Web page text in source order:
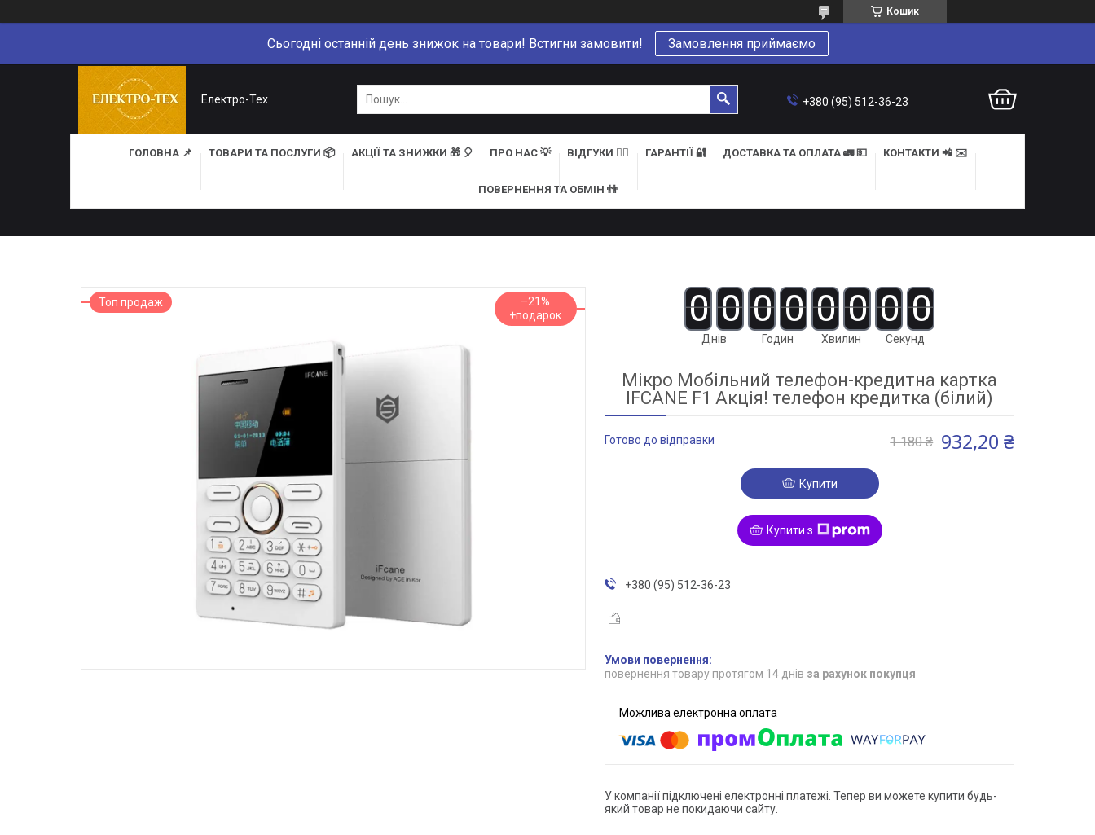
Кошик
Сьогодні останній день знижок на товари! Встигни замовити! Замовлення приймаємо
Електро-Тех +380 (95) 512-36-23
ГОЛОВНА 📌 ТОВАРИ ТА ПОСЛУГИ 📦 АКЦІЇ ТА ЗНИЖКИ 🎁 🎈 ПРО НАС 💡 ВІДГУКИ 👍🏻 ГАРАНТІЇ 🔐 ДОСТАВКА ТА ОПЛАТА 🚛 💵 КОНТАКТИ 📲 ✉️
ПОВЕРНЕННЯ ТА ОБМІН 👬
Топ продаж –21% 0 0
Днів
0 0
Годин
0 0
Хвилин
0 0
Секунд
Мікро Мобільний телефон-кредитна картка
IFCANE F1 Акція! телефон кредитка (білий)
Готово до відправки 1 180 ₴ 932,20 ₴
Купити
Купити з
+380 (95) 512-36-23
повернення товару протягом 14 днів за рахунок покупця
У компанії підключені електронні платежі. Тепер ви можете купити будь-
який товар не покидаючи сайту.